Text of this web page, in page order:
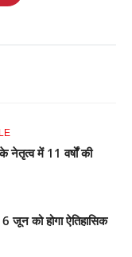
नेतृत्व में 11 वर्षों की
जून को होगा ऐतिहासिक